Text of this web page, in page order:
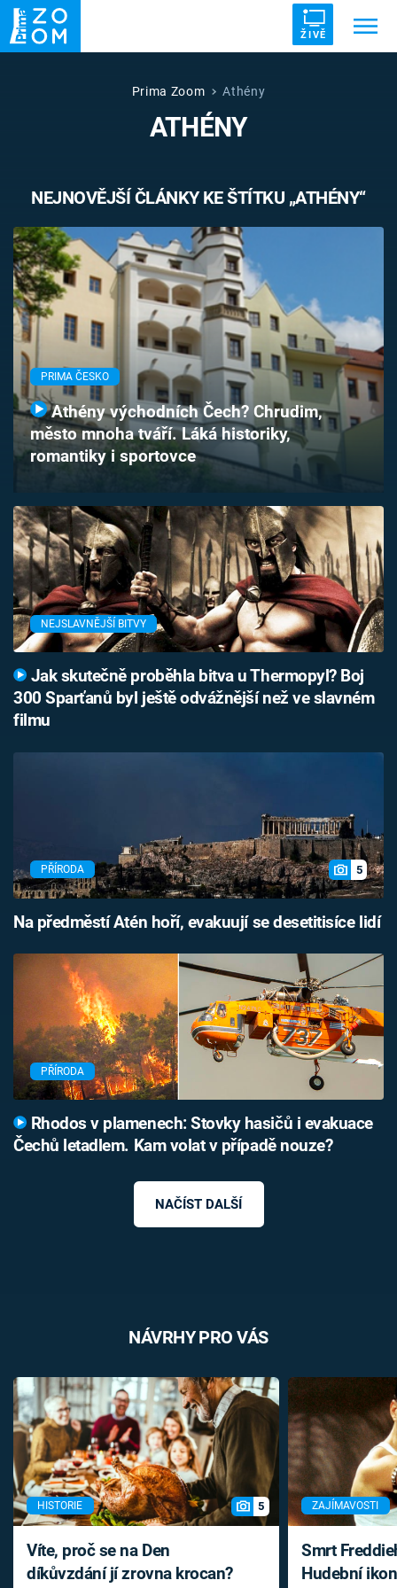
ŽIVĚ
UFO DRUHÁ SVĚTOVÁ VÁLKA
VETŘELCI DÁVNOVĚKU
Témata
Témata
Pořady
TV Program
Časopis
Sledujte prima+
Přihlášení
Sledujte nás
Prima Zoom Athény
ATHÉNY
NEJNOVĚJŠÍ ČLÁNKY KE ŠTÍTKU „ATHÉNY“
PRIMA ČESKO
Athény východních Čech? Chrudim,
město mnoha tváří. Láká historiky,
romantiky i sportovce
NEJSLAVNĚJŠÍ BITVY
Jak skutečně proběhla bitva u Thermopyl? Boj
300 Sparťanů byl ještě odvážnější než ve slavném
filmu
PŘÍRODA 5
Na předměstí Atén hoří, evakuují se desetitisíce lidí
PŘÍRODA
Rhodos v plamenech: Stovky hasičů i evakuace
Čechů letadlem. Kam volat v případě nouze?
NAČÍST DALŠÍ
NÁVRHY PRO VÁS
HISTORIE 5
Víte, proč se na Den
díkůvzdání jí zrovna krocan?
ZAJÍMAVOSTI
Smrt
Hudební